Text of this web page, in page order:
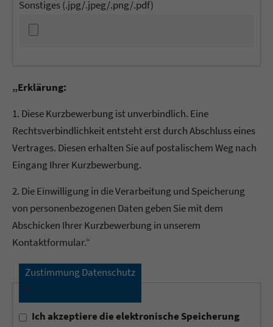
Sonstiges (.jpg/.jpeg/.png/.pdf)
„Erklärung:
1. Diese Kurzbewerbung ist unverbindlich. Eine
Rechtsverbindlichkeit entsteht erst durch Abschluss eines
Vertrages. Diesen erhalten Sie auf postalischem Weg nach
Eingang Ihrer Kurzbewerbung.
2. Die Einwilligung in die Verarbeitung und Speicherung
von personenbezogenen Daten geben Sie mit dem
Abschicken Ihrer Kurzbewerbung in unserem
Kontaktformular.“
Zustimmung Datenschutz
*
Ich akzeptiere die elektronische Speicherung